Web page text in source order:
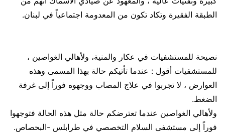
الطبقة الفقيرة وتكاد تكون من المعدومة اجتماعياً في لبنان.
نصيحة للمستشفيات في عكار والمنية، ولأهالي الغواصين ،
للمستشفيات أقول : عندما تأتيكم حالة بهذا المسمى وهذه
العوارض ، لا تجربوا في علاج المصاب ووجهوه فوراً إلى غرفة
الضغط.
ولأهالي الغواصين عندما تعترضكم حالة مثل هذه الحالة فتوجهوا
فوراً إلى مستشفى السلام التخصصي في طرابلس -البحصاص.